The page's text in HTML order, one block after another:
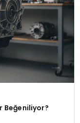
Beğeniliyor?